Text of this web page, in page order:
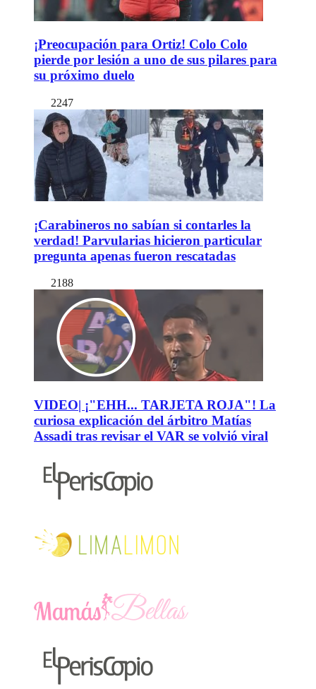
¡Preocupación para Ortiz! Colo Colo
pierde por lesión a uno de sus pilares para
su próximo duelo
2247
¡Carabineros no sabían si contarles la
verdad! Parvularias hicieron particular
pregunta apenas fueron rescatadas
2188
VIDEO| ¡"EHH... TARJETA ROJA"! La
curiosa explicación del árbitro Matías
Assadi tras revisar el VAR se volvió viral